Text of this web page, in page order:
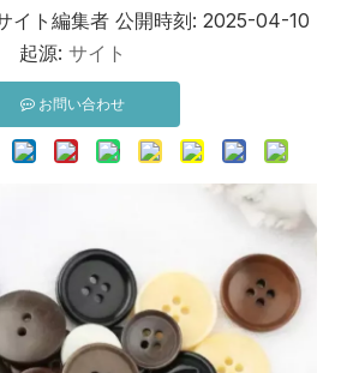
ト編集者 公開時刻: 2025-04-10
起源: サイト
お問い合わせ